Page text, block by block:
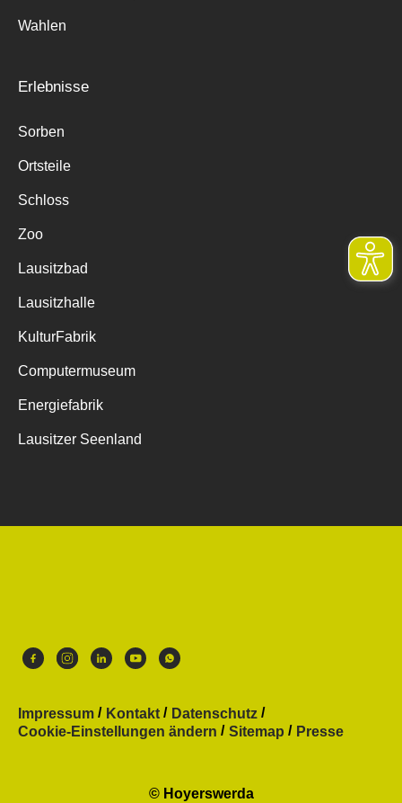
Wahlen
Erlebnisse
Sorben
Ortsteile
Schloss
Zoo
Lausitzbad
Lausitzhalle
KulturFabrik
Computermuseum
Energiefabrik
Lausitzer Seenland
Impressum Kontakt
Datenschutz
Cookie-Einstellungen ändern
Sitemap Presse
© Hoyerswerda